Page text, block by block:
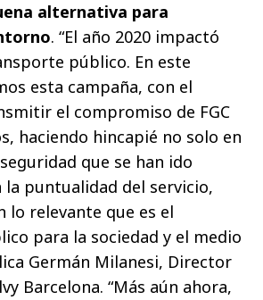
alternativa para
. “El año 2020 impactó
público. En este
esta campaña, con el
el compromiso de FGC
haciendo hincapié no solo en
que se han ido
la puntualidad del servicio,
lo relevante que es el
para la sociedad y el medio
Germán Milanesi, Director
Barcelona. “Más aún ahora,